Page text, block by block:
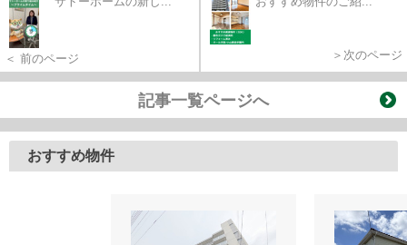
＜ 前のページ ＞次のページ
記事一覧ページへ
おすすめ物件